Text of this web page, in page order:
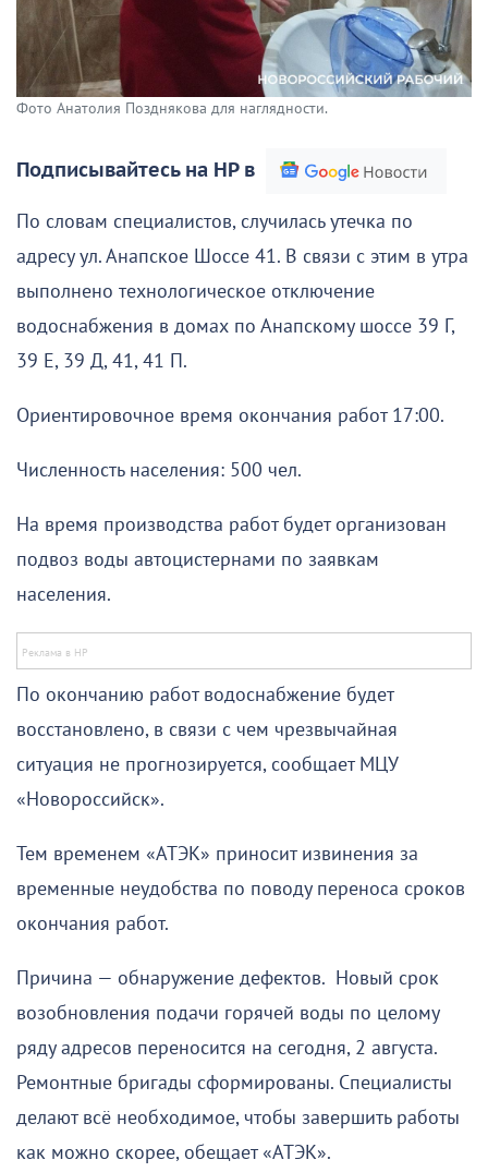
Фото Анатолия Позднякова для наглядности.
Подписывайтесь на НР в
По словам специалистов, случилась утечка по
адресу ул. Анапское Шоссе 41. В связи с этим в утра
выполнено технологическое отключение
водоснабжения в домах по Анапскому шоссе 39 Г,
39 Е, 39 Д, 41, 41 П.
Ориентировочное время окончания работ 17:00.
Численность населения: 500 чел.
На время производства работ будет организован
подвоз воды автоцистернами по заявкам
населения.
По окончанию работ водоснабжение будет
восстановлено, в связи с чем чрезвычайная
ситуация не прогнозируется, сообщает МЦУ
«Новороссийск».
Тем временем «АТЭК» приносит извинения за
временные неудобства по поводу переноса сроков
окончания работ.
Причина — обнаружение дефектов. Новый срок
возобновления подачи горячей воды по целому
ряду адресов переносится на сегодня, 2 августа.
Ремонтные бригады сформированы. Специалисты
делают всё необходимое, чтобы завершить работы
как можно скорее, обещает «АТЭК».